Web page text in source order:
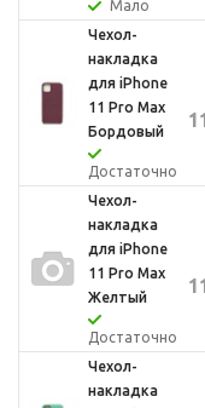
Мало
Чехол-
накладка
для iPhone
11 Pro Max
Бордовый
Достаточно
Чехол-
накладка
для iPhone
11 Pro Max
Желтый
Достаточно
Чехол-
накладка